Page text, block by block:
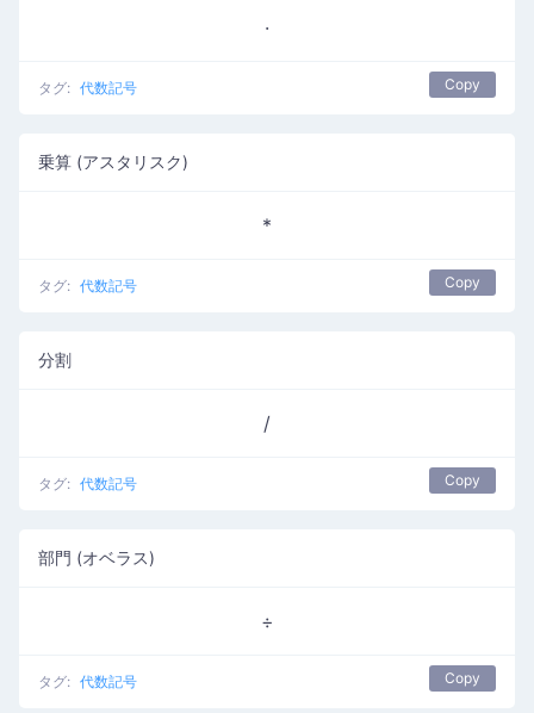
·
タグ: 代数記号 Copy
乗算 (アスタリスク)
*
タグ: 代数記号 Copy
分割
/
タグ: 代数記号 Copy
部門 (オベラス)
÷
タグ: 代数記号 Copy